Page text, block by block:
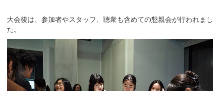
大会後は、参加者やスタッフ、聴衆も含めての懇親会が行われまし
た。